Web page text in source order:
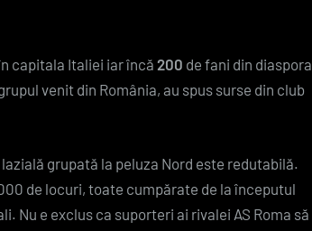
feroviari
vor
Olimpico
capitala Italiei iar încă 200 de fani din diaspora
venit din România, au spus surse din club
grupată la peluza Nord este redutabilă.
de locuri, toate cumpărate de la începutul
Nu e exclus ca suporteri ai rivalei AS Roma să